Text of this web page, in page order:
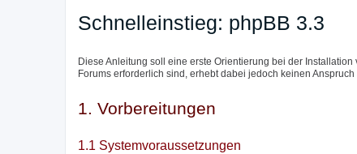
Schnelleinstieg: phpBB 3.3
Diese Anleitung soll eine erste Orientierung bei der
Forums erforderlich sind, erhebt dabei jedoch keinen
1. Vorbereitungen
1.1 Systemvoraussetzungen